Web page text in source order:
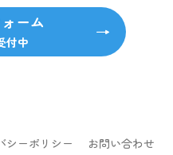
ーム
付中
シーポリシー お問い合わせ